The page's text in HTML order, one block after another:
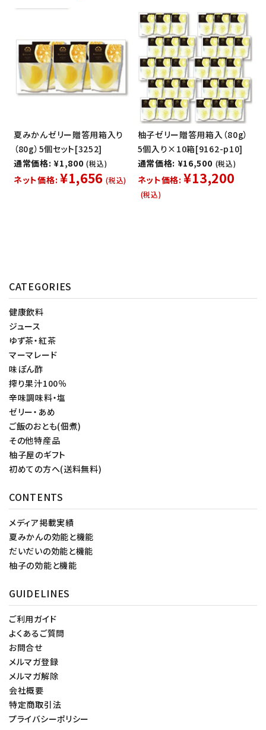
夏みかんゼリー贈答用箱入り
（80g）5個セット[3252]
通常価格: ¥1,800 (税込)
ネット価格: ¥1,656 (税込)
柚子ゼリー贈答用箱入（80g）
5個入り×10箱[9162-p10]
通常価格: ¥16,500 (税込)
ネット価格: ¥13,200
(税込)
CATEGORIES
健康飲料
ジュース
ゆず茶・紅茶
マーマレード
味ぽん酢
搾り果汁100％
辛味調味料・塩
ゼリー・あめ
ご飯のおとも(佃煮)
その他特産品
柚子屋のギフト
初めての方へ(送料無料)
CONTENTS
メディア掲載実績
夏みかんの効能と機能
だいだいの効能と機能
柚子の効能と機能
GUIDELINES
ご利用ガイド
よくあるご質問
お問合せ
メルマガ登録
メルマガ解除
会社概要
特定商取引法
プライバシーポリシー